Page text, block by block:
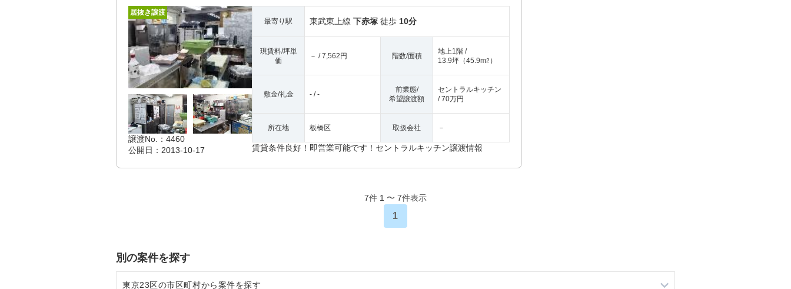
居抜き譲渡
譲渡No.：4460
公開日：2013-10-17
最寄り駅 東武東上線 下赤塚 徒歩 10分
現賃料/坪単
価
－ / 7,562円 階数/面積
地上1階 /
13.9坪 （45.9m2 ）
敷金/礼金 - / -
前業態/
希望譲渡額
セントラルキッチン
/ 70万円
所在地 板橋区 取扱会社 －
賃貸条件良好！即営業可能です！セントラルキッチン譲渡情報
7件 1 〜 7件表示
1
別の案件を探す
東京23区の市区町村から案件を探す